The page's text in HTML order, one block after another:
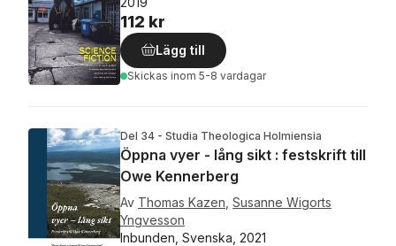
112 kr
Lägg till
Skickas inom 5-8 vardagar
Del 34 - Studia Theologica Holmiensia
Öppna vyer - lång sikt : festskrift till
Owe Kennerberg
Av Thomas Kazen Susanne Wigorts
Yngvesson
Inbunden, Svenska, 2021